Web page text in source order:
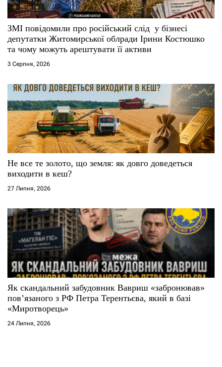
ЗМІ повідомили про російський слід у бізнесі
депутатки Житомирської облради Ірини Костюшко
та чому можуть арештувати її активи
3 Серпня, 2026
Не все те золото, що земля: як довго доведеться
виходити в кеш?
27 Липня, 2026
Як скандальний забудовник Вавриш «забронював»
повʼязаного з РФ Петра Терентьєва, який в базі
«Миротворець»
24 Липня, 2026